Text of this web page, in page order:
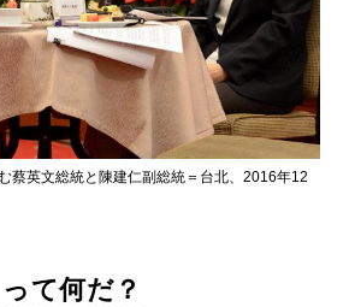
蔡英文総統と陳建仁副総統＝台北、2016年12
て何だ？